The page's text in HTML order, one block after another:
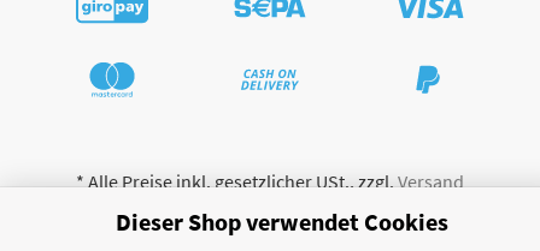
*Alle Preise inkl. gesetzlicher USt., zzgl.Versand
Dieser Shop verwendet Cookies